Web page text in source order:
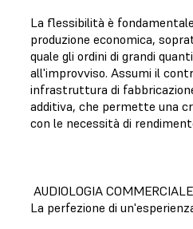
La flessibilità è
produzione economica,
quale gli ordini di grandi
all'improvviso. Assumi il
infrastruttura di
additiva, che permette una
con le necessità di
AUDIOLOGIA COMMERCIALE
La perfezione di